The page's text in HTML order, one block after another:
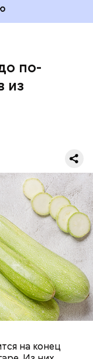
по-
из
на конец
для всех дыня
ее стоит